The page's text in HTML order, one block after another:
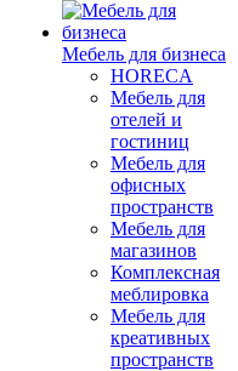
Мебель для бизнеса
HORECA
Мебель для
отелей и
гостиниц
Мебель для
офисных
пространств
Мебель для
магазинов
Комплексная
меблировка
Мебель для
креативных
пространств